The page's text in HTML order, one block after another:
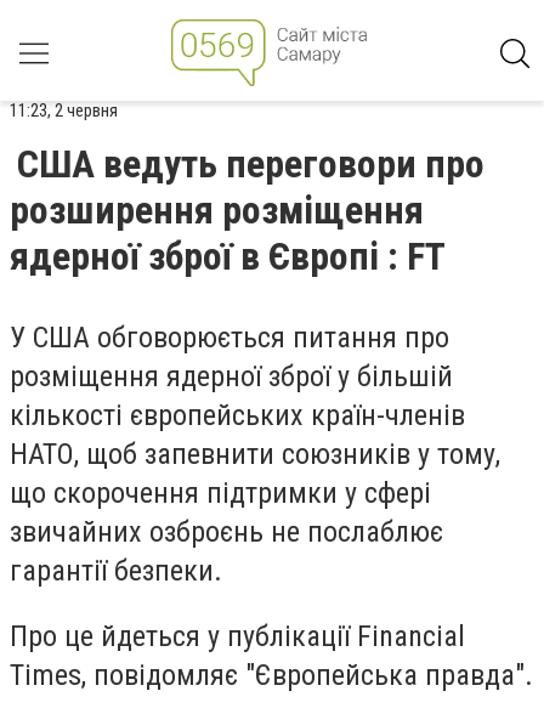
11:23, 2 червня
США ведуть переговори про
розширення розміщення
ядерної зброї в Європі : FT
У США обговорюється питання про
розміщення ядерної зброї у більшій
кількості європейських країн-членів
НАТО, щоб запевнити союзників у тому,
що скорочення підтримки у сфері
звичайних озброєнь не послаблює
гарантії безпеки.
Про це йдеться у публікації Financial
Times, повідомляє "Європейська правда".